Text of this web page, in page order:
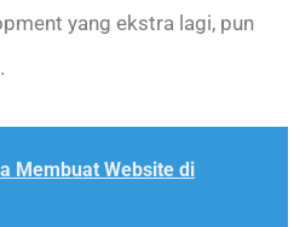
yang ekstra lagi, pun
Membuat Website di